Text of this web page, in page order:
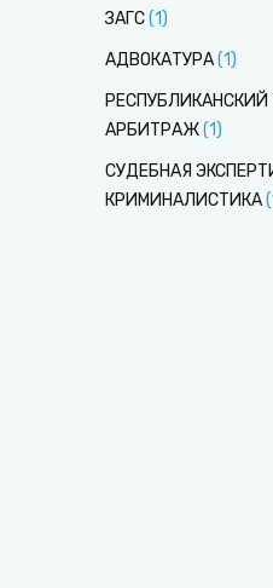
ЗАГС(1)
АДВОКАТУРА(1)
АРБИТРАЖ(1)
СУДЕБНАЯ
КРИМИНАЛИСТИКА(